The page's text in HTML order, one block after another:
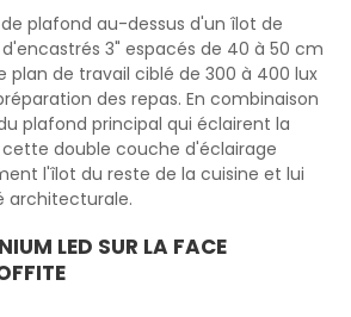
plafond au-dessus d'un îlot de
3" espacés de 40 à 50 cm
plan de travail ciblé de 300 à 400 lux
des repas. En combinaison
plafond principal qui éclairent la
double couche d'éclairage
l'îlot du reste de la cuisine et lui
architecturale.
LED SUR LA FACE